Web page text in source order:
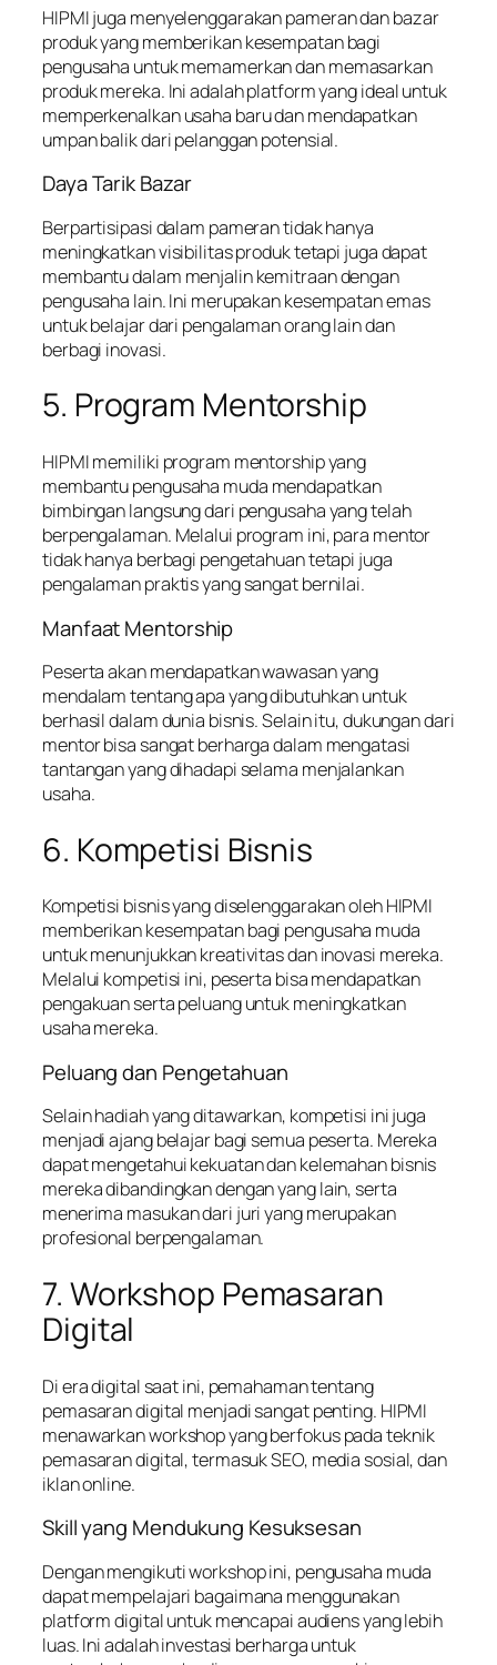
HIPMI juga menyelenggarakan pameran dan bazar
produk yang memberikan kesempatan bagi
pengusaha untuk memamerkan dan memasarkan
produk mereka. Ini adalah platform yang ideal untuk
memperkenalkan usaha baru dan mendapatkan
umpan balik dari pelanggan potensial.
Daya Tarik Bazar
Berpartisipasi dalam pameran tidak hanya
meningkatkan visibilitas produk tetapi juga dapat
membantu dalam menjalin kemitraan dengan
pengusaha lain. Ini merupakan kesempatan emas
untuk belajar dari pengalaman orang lain dan
berbagi inovasi.
5. Program Mentorship
HIPMI memiliki program mentorship yang
membantu pengusaha muda mendapatkan
bimbingan langsung dari pengusaha yang telah
berpengalaman. Melalui program ini, para mentor
tidak hanya berbagi pengetahuan tetapi juga
pengalaman praktis yang sangat bernilai.
Manfaat Mentorship
Peserta akan mendapatkan wawasan yang
mendalam tentang apa yang dibutuhkan untuk
berhasil dalam dunia bisnis. Selain itu, dukungan dari
mentor bisa sangat berharga dalam mengatasi
tantangan yang dihadapi selama menjalankan
usaha.
6. Kompetisi Bisnis
Kompetisi bisnis yang diselenggarakan oleh HIPMI
memberikan kesempatan bagi pengusaha muda
untuk menunjukkan kreativitas dan inovasi mereka.
Melalui kompetisi ini, peserta bisa mendapatkan
pengakuan serta peluang untuk meningkatkan
usaha mereka.
Peluang dan Pengetahuan
Selain hadiah yang ditawarkan, kompetisi ini juga
menjadi ajang belajar bagi semua peserta. Mereka
dapat mengetahui kekuatan dan kelemahan bisnis
mereka dibandingkan dengan yang lain, serta
menerima masukan dari juri yang merupakan
profesional berpengalaman.
7. Workshop Pemasaran
Digital
Di era digital saat ini, pemahaman tentang
pemasaran digital menjadi sangat penting. HIPMI
menawarkan workshop yang berfokus pada teknik
pemasaran digital, termasuk SEO, media sosial, dan
iklan online.
Skill yang Mendukung Kesuksesan
Dengan mengikuti workshop ini, pengusaha muda
dapat mempelajari bagaimana menggunakan
platform digital untuk mencapai audiens yang lebih
luas. Ini adalah investasi berharga untuk